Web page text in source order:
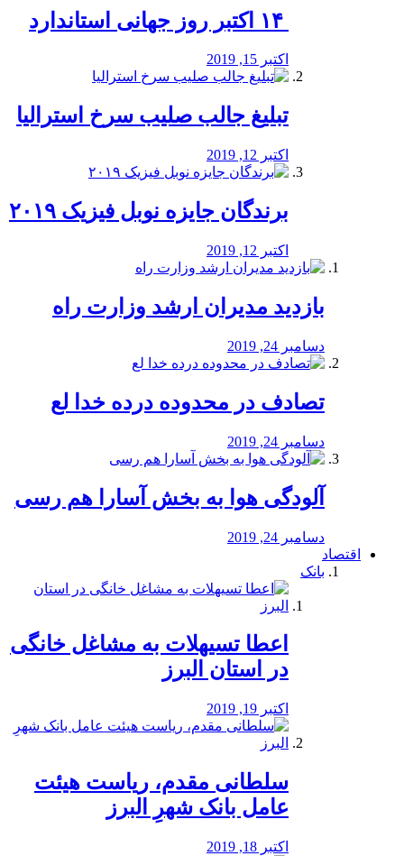
اکتبر 15, 2019
تبلیغ جالب صلیب سرخ استرالیا
اکتبر 12, 2019
برندگان جایزه نوبل فیزیک ۲۰۱۹
اکتبر 12, 2019
بازدید مدیران ارشد وزارت راه
دسامبر 24, 2019
تصادف در محدوده درده خدا لع
دسامبر 24, 2019
آلودگی هوا به بخش آسارا هم رسی
دسامبر 24, 2019
اقتصاد
بانک
️اعطا تسیهلات به مشاغل خانگی
در استان البرز
اکتبر 19, 2019
سلطانی مقدم، ریاست هیئت
عامل بانک شهرِ البرز
اکتبر 18, 2019